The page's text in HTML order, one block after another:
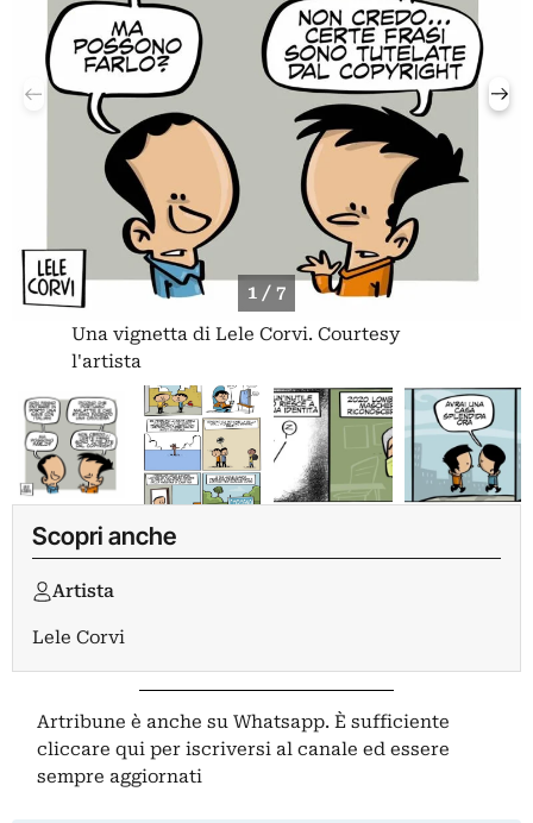
1 / 7
Una vignetta di Lele Corvi. Courtesy
l'artista
Scopri anche
Artista
Lele Corvi
Artribune è anche su Whatsapp. È sufficiente
cliccare qui per iscriversi al canale ed essere
sempre aggiornati